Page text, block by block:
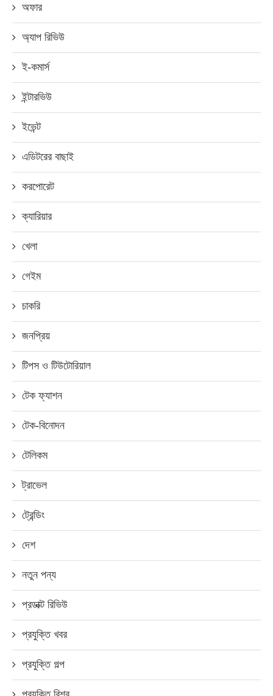
অফার
অ্যাপ রিভিউ
ই-কমার্স
ইন্টারভিউ
ইভেন্ট
এডিটরের বাছাই
করপোরেট
ক্যারিয়ার
খেলা
গেইম
চাকরি
জনপ্রিয়
টিপস ও টিউটোরিয়াল
টেক ফ্যাশন
টেক-বিনোদন
টেলিকম
ট্রাভেল
ট্রেন্ডিং
দেশ
নতুন পন্য
প্রডাক্ট রিভিউ
প্রযুক্তি খবর
প্রযুক্তি গল্প